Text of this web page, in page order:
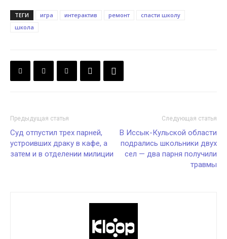
ТЕГИ игра интерактив ремонт
спасти школу
школа
Предыдущая статья
Суд отпустил трех парней,
устроивших драку в кафе, а
затем и в отделении милиции
Следующая статья
В Иссык-Кульской области
подрались школьники двух
сел — два парня получили
травмы